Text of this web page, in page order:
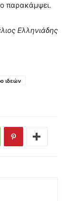
παρακάμψει.
Ελληνιάδης
ιδεών